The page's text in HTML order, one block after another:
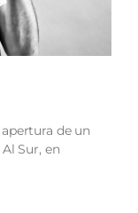
de un
Sur, en